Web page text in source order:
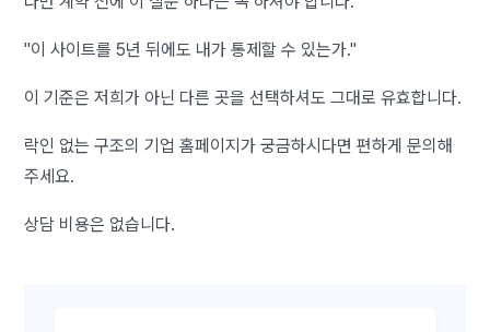
"이 사이트를 5년 뒤에도 내가 통제할 수 있는가."
이 기준은 저희가 아닌 다른 곳을 선택하셔도 그대로 유효합니다.
락인 없는 구조의 기업 홈페이지가 궁금하시다면 편하게 문의해
주세요.
상담 비용은 없습니다.